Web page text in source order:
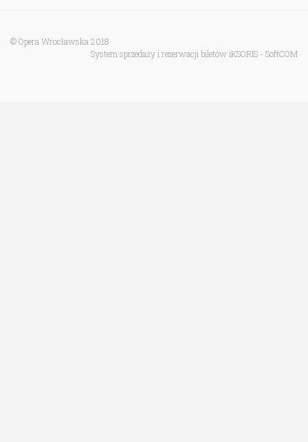
© Opera Wrocławska 2018
System sprzedaży i rezerwacji biletów iKSORIS - SoftCOM